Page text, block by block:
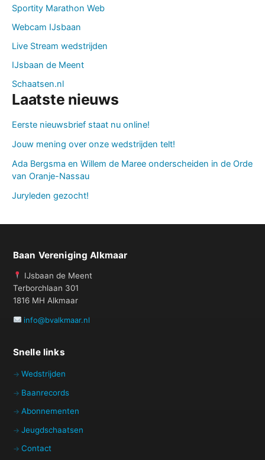
Sportity Marathon Web
Webcam IJsbaan
Live Stream wedstrijden
IJsbaan de Meent
Schaatsen.nl
Laatste nieuws
Eerste nieuwsbrief staat nu online!
Jouw mening over onze wedstrijden telt!
Ada Bergsma en Willem de Maree onderscheiden in de Orde
van Oranje-Nassau
Juryleden gezocht!
Baan Vereniging Alkmaar
IJsbaan de Meent
Terborchlaan 301
1816 MH Alkmaar
info@bvalkmaar.nl
Snelle links
Wedstrijden
Baanrecords
Abonnementen
Jeugdschaatsen
Contact